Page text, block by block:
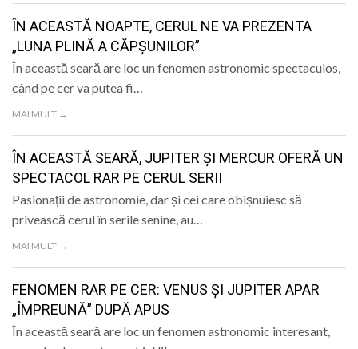
LIFE
ÎN ACEASTĂ NOAPTE, CERUL NE VA PREZENTA
„LUNA PLINĂ A CĂPȘUNILOR”
În această seară are loc un fenomen astronomic spectaculos,
când pe cer va putea fi…
MAI MULT →
ÎN ACEASTĂ SEARĂ, JUPITER ȘI MERCUR OFERĂ UN
SPECTACOL RAR PE CERUL SERII
Pasionații de astronomie, dar și cei care obișnuiesc să
privească cerul în serile senine, au…
MAI MULT →
FENOMEN RAR PE CER: VENUS ȘI JUPITER APAR
„ÎMPREUNĂ” DUPĂ APUS
În această seară are loc un fenomen astronomic interesant,